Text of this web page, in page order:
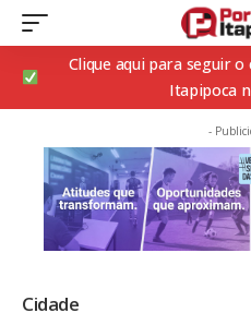
Clique aqui para seguir
Itapipoca
-
Cidade